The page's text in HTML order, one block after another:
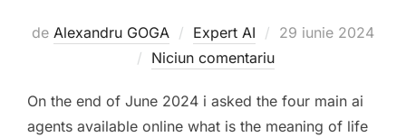
de Alexandru GOGA Expert AI
Publicat
29 iunie 2024
Niciun comentariu
On the end of June 2024 i asked the four main ai
agents available online what is the meaning of life